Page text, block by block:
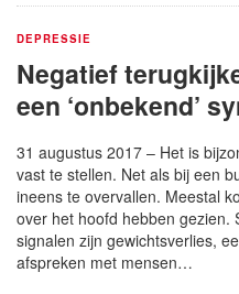
DEPRESSIE
Negatief
een ‘onbekend’
31 augustus 2017 – Het is
vast te stellen. Net als bij een
ineens te overvallen. Meestal
over het hoofd hebben gezien.
signalen zijn gewichtsverlies,
afspreken met mensen…